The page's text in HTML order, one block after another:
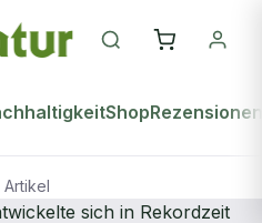
ShopRezensionen
Artikel